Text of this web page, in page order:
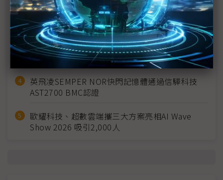
Vicor將介紹使用高密度DC-DC轉換器加速向48V
供電網路遷移的優勢
岱鐠推UltraConduct導電膠探針測試座攻克AI晶
片瓶頸
英飛凌SEMPER NOR快閃記憶體通過信驊科技
AST2700 BMC認證
歐耀科技、超數雲端攜三大方案亮相AI Wave
Show 2026 吸引2,000人